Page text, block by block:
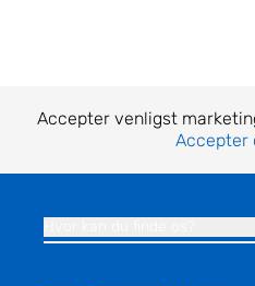
Accepter venligst
Accepter